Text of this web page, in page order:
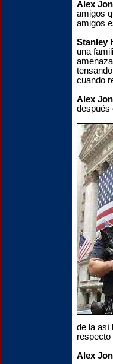
Alex
amigos
amigos
Stanley
una
cuando
Alex
después
de la así
respecto
Alex